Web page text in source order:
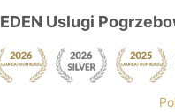
EDEN Uslugi